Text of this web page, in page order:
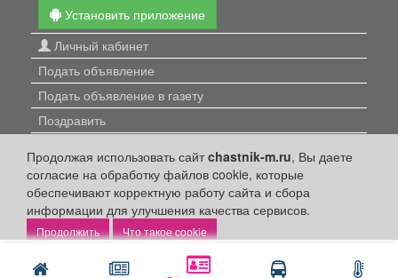
Написать Позвонить
Продолжая использовать сайтchastnik-m.ru, Вы даете
согласие на обработку файлов cookie, которые
обеспечивают корректную работу сайта и сбора
информации для улучшения качества сервисов.
Что такое cookie
Установить приложение
Личный кабинет
Подать объявление
Подать объявление в газету
Поздравить
Рекламодателям:
Бизнес-кабинет
Заказать рекламу